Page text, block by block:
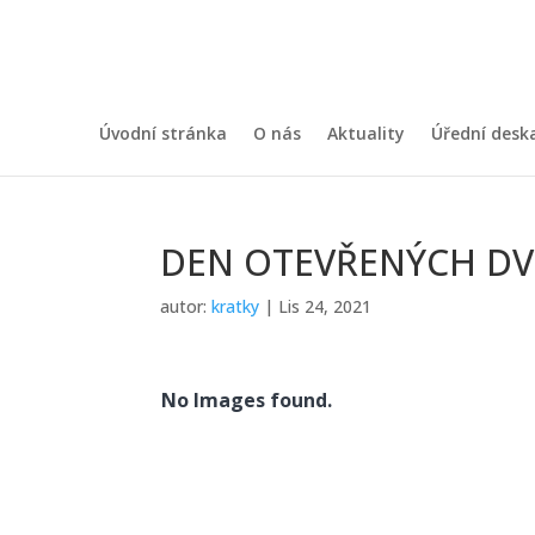
Úvodní stránka O nás Aktuality Úřední
DEN OTEVŘENÝCH
autor:kratky | Lis 24, 2021
No Images found.